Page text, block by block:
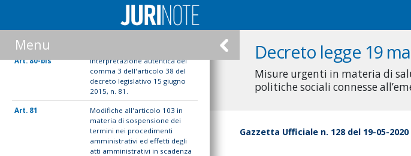
Decreto legge 19
Misure urgenti in materia di
politiche sociali connesse
Menu
Modifiche all'articolo 46 in
materia di licenziamento per
80-bis
Interpretazione autentica del
comma 3 dell'articolo 38 del
decreto legislativo 15 giugno
2015, n. 81.
81
Modifiche all'articolo 103 in
materia di sospensione dei
termini nei procedimenti
amministrativi ed effetti degli
atti amministrativi in scadenza
Gazzetta Ufficiale n. 128 del 19-05-